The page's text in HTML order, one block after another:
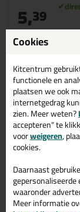
ANZA
voor
stuks)
voor o.a. de ANZA
Ruitenkrabber
5,39
Bekijken
Cookies
Kitcentrum
functionele en
plaatsen we ook
internetgedrag
zien. Meer weten?
accepteren" te
voorweigeren,
cookies.
Daarnaast
waaronder
Meer informatie